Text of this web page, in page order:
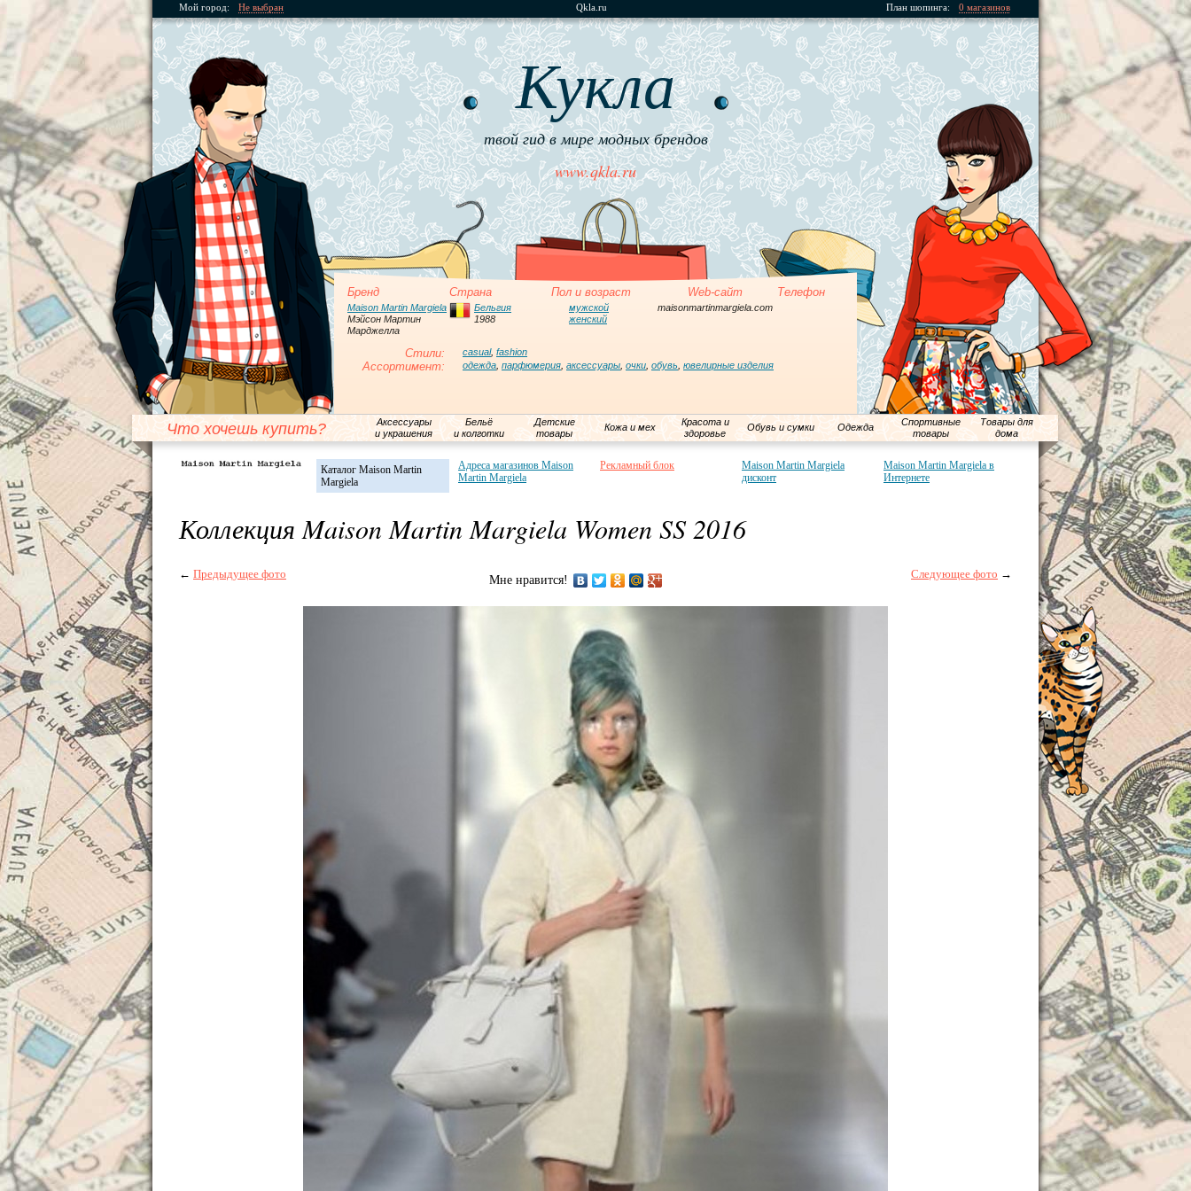
Мой город: Не выбран Qkla.ru План шопинга: 0 магазинов
Кукла
твой гид в мире модных брендов
www.qkla.ru
Бренд Страна Пол и возраст Web-сайт Телефон
Maison Martin Margiela
Мэйсон Мартин
Марджелла
Бельгия
1988
мужской
женский
maisonmartinmargiela.com
Стили: casual, fashion
Ассортимент: одежда парфюмерия аксессуары очки обувь ювелирные изделия
Что хочешь купить?
Аксессуары
и украшения
Бельё
и колготки
Детские
товары
Кожа и мех
Красота и
здоровье
Обувь и сумки Одежда
Спортивные
товары
Товары для
дома
Каталог Maison Martin
Margiela
Адреса магазинов Maison
Martin Margiela
Рекламный блок
Maison Martin Margiela
дисконт
Maison Martin Margiela в
Интернете
Коллекция Maison Martin Margiela Women SS 2016
← Предыдущее фото Мне нравится! Следующее фото →